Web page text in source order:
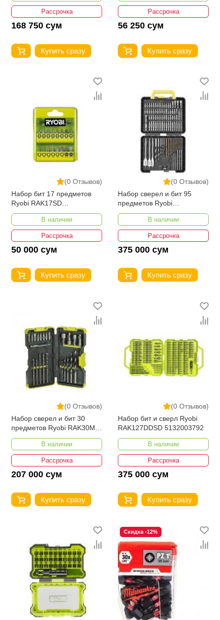
Рассрочка
168 750 сум
Купить сразу
Рассрочка
56 250 сум
Купить сразу
(0 Отзывов)
Набор бит 17 предметов
Ryobi RAK17SD
5132002550
В наличии
Рассрочка
50 000 сум
Купить сразу
(0 Отзывов)
Набор сверел и бит 95
предметов Ryobi
RAK95DDF 5132002278
В наличии
Рассрочка
375 000 сум
Купить сразу
(0 Отзывов)
Набор сверел и бит 30
предметов Ryobi RAK30MIX
5132002254
В наличии
Рассрочка
207 000 сум
Купить сразу
(0 Отзывов)
Набор бит и сверл Ryobi
RAK127DDSD 5132003792
В наличии
Рассрочка
375 000 сум
Купить сразу
Скидка -12%